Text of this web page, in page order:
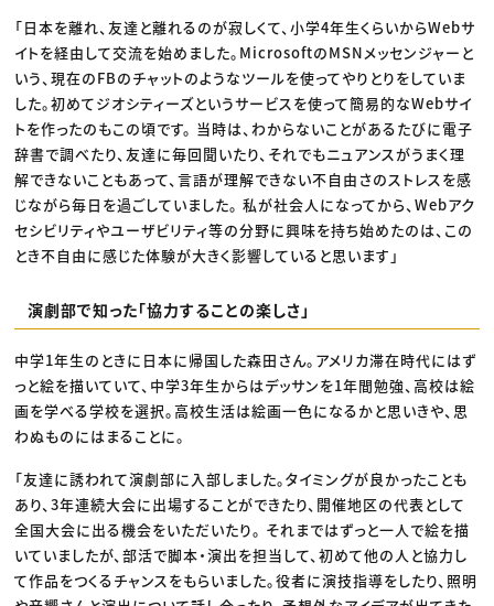
「日本を離れ、友達と離れるのが寂しくて、小学4年生くらいからWebサ
イトを経由して交流を始めました。MicrosoftのMSNメッセンジャーと
いう、現在のFBのチャットのようなツールを使ってやりとりをしていま
した。初めてジオシティーズというサービスを使って簡易的なWebサイ
トを作ったのもこの頃です。 当時は、わからないことがあるたびに電子
辞書で調べたり、友達に毎回聞いたり、それでもニュアンスがうまく理
解できないこともあって、言語が理解できない不自由さのストレスを感
じながら毎日を過ごしていました。 私が社会人になってから、Webアク
セシビリティやユーザビリティ等の分野に興味を持ち始めたのは、この
とき不自由に感じた体験が大きく影響していると思います」
演劇部で知った「協力することの楽しさ」
中学1年生のときに日本に帰国した森田さん。アメリカ滞在時代にはず
っと絵を描いていて、中学3年生からはデッサンを1年間勉強、高校は絵
画を学べる学校を選択。高校生活は絵画一色になるかと思いきや、思
わぬものにはまることに。
「友達に誘われて演劇部に入部しました。タイミングが良かったことも
あり、3年連続大会に出場することができたり、開催地区の代表として
全国大会に出る機会をいただいたり。 それまではずっと一人で絵を描
いていましたが、部活で脚本・演出を担当して、初めて他の人と協力し
て作品をつくるチャンスをもらいました。役者に演技指導をしたり、照明